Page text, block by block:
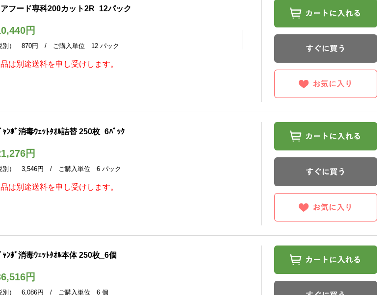
フード専科200カット2R_12パック
円
別） 870円 / ご購入単位 12 パック
は別途送料を申し受けします。
ｬﾝﾎﾞ消毒ｳｪｯﾄﾀｵﾙ詰替 250枚_6ﾊﾟｯｸ
円
別） 3,546円 / ご購入単位 6 パック
は別途送料を申し受けします。
ｬﾝﾎﾞ消毒ｳｪｯﾄﾀｵﾙ本体 250枚_6個
円
別） 6,086円 / ご購入単位 6 個